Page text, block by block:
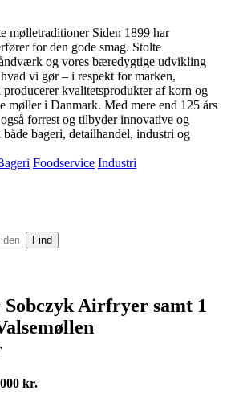
mølletraditioner Siden 1899 har
for den gode smag. Stolte
og vores bæredygtige udvikling
vi gør – i respekt for marken,
kvalitetsprodukter af korn og
møller i Danmark. Med mere end 125 års
forrest og tilbyder innovative og
bageri, detailhandel, industri og
Foodservice Industri
Find
Sobczyk Airfryer samt 1
kr.